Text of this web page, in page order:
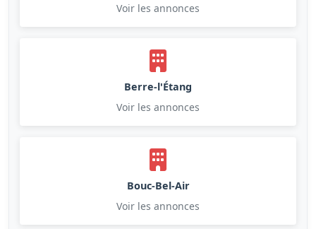
Voir les annonces
Berre-l'Étang
Voir les annonces
Bouc-Bel-Air
Voir les annonces